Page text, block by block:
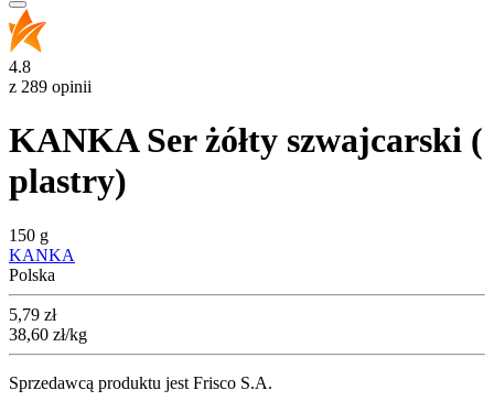
4.8
z 289 opinii
KANKA Ser żółty szwajcarski (
plastry)
150 g
KANKA
Polska
Cena
5,79 zł
38,60 zł/kg
Sprzedawcą produktu jest Frisco S.A.